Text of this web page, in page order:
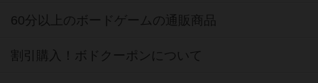
60分以上のボードゲームの通販商品
割引購入！ボドクーポンについて